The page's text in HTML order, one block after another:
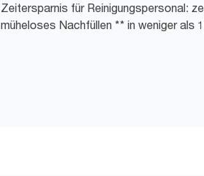
Zeitersparnis für Reinigungspersonal:
müheloses Nachfüllen ** in weniger als